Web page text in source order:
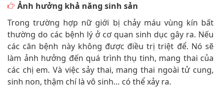
Ảnh hưởng khả năng sinh sản
Trong trường hợp nữ giới bị chảy máu vùng kín bất
thường do các bệnh lý ở cơ quan sinh dục gây ra. Nếu
các căn bệnh này không được điều trị triệt để. Nó sẽ
làm ảnh hưởng đến quá trình thụ tinh, mang thai của
các chị em. Và việc sảy thai, mang thai ngoài tử cung,
sinh non, thậm chí là vô sinh… có thể xảy ra.